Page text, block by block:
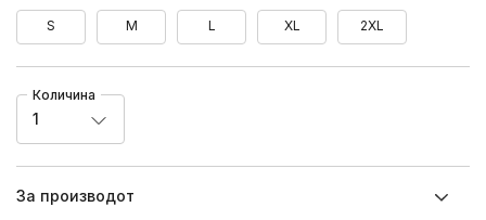
S M L XL 2XL
Количина
1
За производот